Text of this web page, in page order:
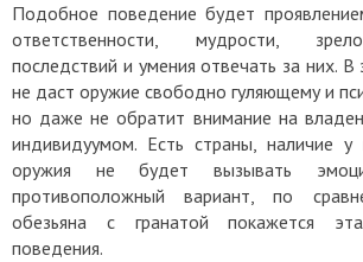
Подобное поведение будет
ответственности, мудрости,
последствий и умения отвечать за них.
не даст оружие свободно гуляющему и
но даже не обратит внимание на
индивидуумом. Есть страны, наличие у
оружия не будет вызывать
противоположный вариант, по
обезьяна с гранатой покажется
поведения.